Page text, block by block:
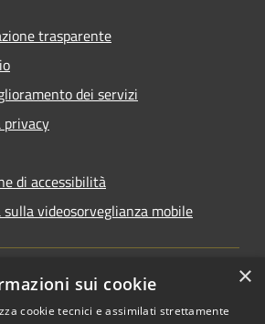
trasparente
dei servizi
di accessibilità
videosorveglianza mobile
×
sui cookie
cookie tecnici e assimilati strettamente